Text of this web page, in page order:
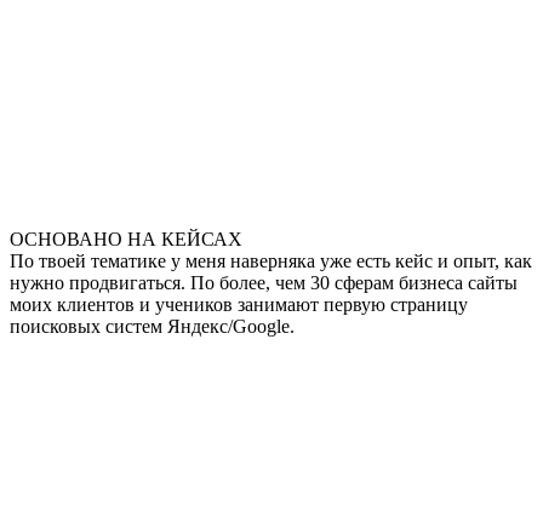
ОСНОВАНО НА КЕЙСАХ
По твоей тематике у меня наверняка уже есть кейс и опыт, как
нужно продвигаться. По более, чем 30 сферам бизнеса сайты
моих клиентов и учеников занимают первую страницу
поисковых систем Яндекс/Google.